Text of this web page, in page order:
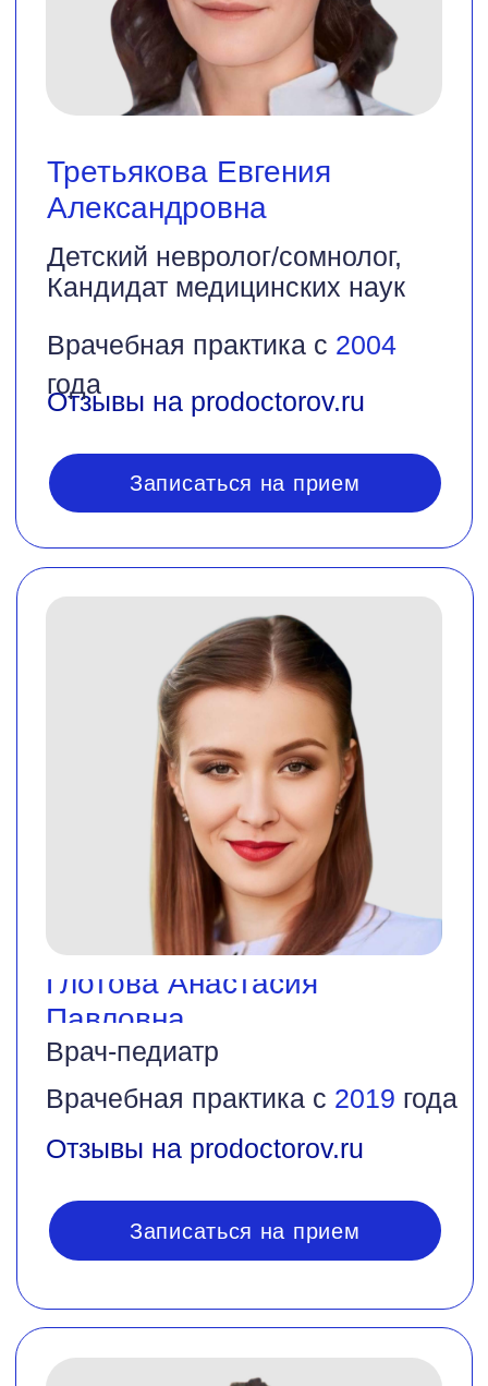
Детский невролог/сомнолог,
Кандидат медицинских наук
Записаться на прием
Отзывы на prodoctorov.ru
Врачебная практика с
2004
года
Записаться на прием
Врач-педиатр
Врачебная практика с2019года
Отзывы на prodoctorov.ru
Отзывы на prodoctorov.ru
Литаврина (Иманкулиева)
Элиза Талетовна
Детский врач-